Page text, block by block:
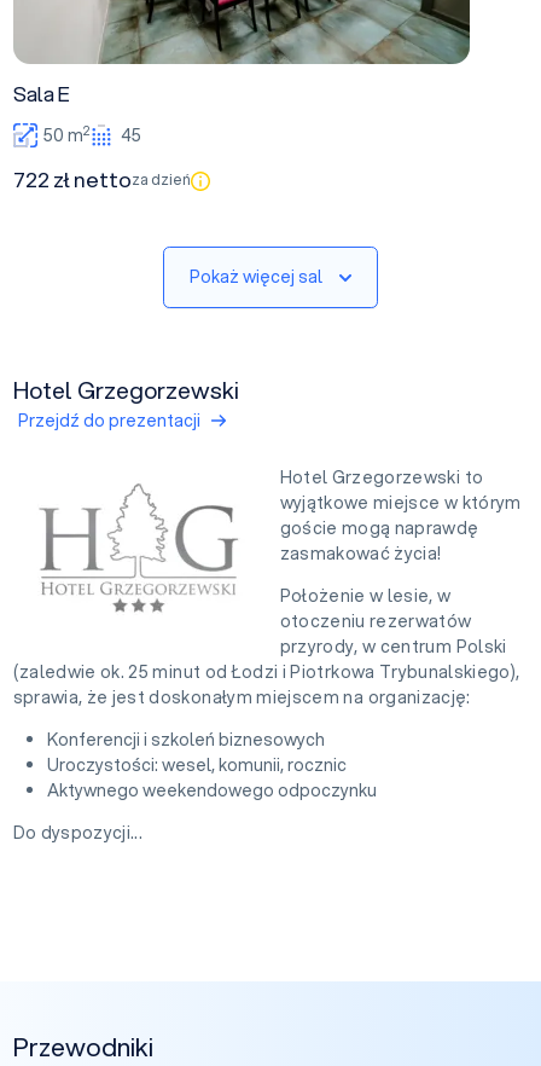
Sala E
50 m2 45
722 zł nettoza dzień
Pokaż więcej sal
Hotel Grzegorzewski
Przejdź do prezentacji
Hotel Grzegorzewski to
wyjątkowe miejsce w którym
goście mogą naprawdę
zasmakować życia!
Położenie w lesie, w
otoczeniu rezerwatów
przyrody, w centrum Polski
(zaledwie ok. 25 minut od Łodzi i Piotrkowa Trybunalskiego),
sprawia, że jest doskonałym miejscem na organizację:
Konferencji i szkoleń biznesowych
Uroczystości: wesel, komunii, rocznic
Aktywnego weekendowego odpoczynku
Do dyspozycji...
Przewodniki